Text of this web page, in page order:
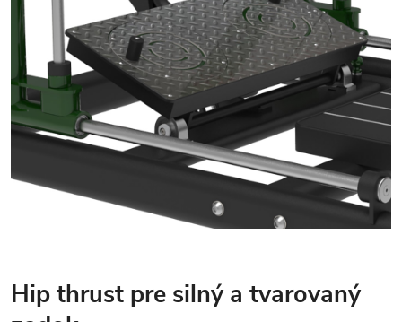
Hip thrust pre silný a tvarovaný